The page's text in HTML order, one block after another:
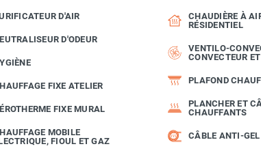
D'AIR
D'ODEUR
FIXE ATELIER
FIXE MURAL
MOBILE
FIOUL ET GAZ
CHAUDIÈRE À
RÉSIDENTIEL
VENTILO-
CONVECTEUR
PLAFOND
PLANCHER ET
CHAUFFANTS
CÂBLE ANTI-GEL